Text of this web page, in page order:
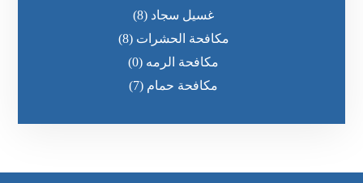
غسيل سجاد (8)
مكافحة الحشرات (8)
مكافحة الرمه (0)
مكافحة حمام (7)